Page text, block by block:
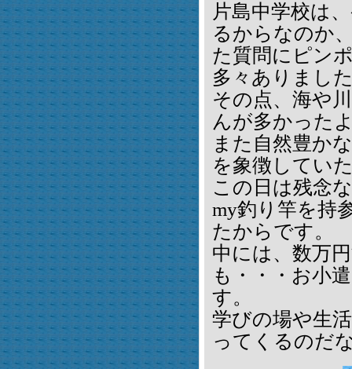
片島中学校は
るからなのか
た質問にピン
多々ありまし
その点、海や
んが多かった
また自然豊か
を象徴してい
この日は残念
my釣り竿を持
たからです。
中には、数万
も・・・お小
す。
学びの場や生
ってくるのだ